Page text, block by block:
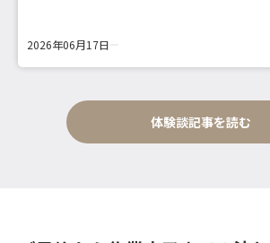
2026年06月17日
体験談記事を読む